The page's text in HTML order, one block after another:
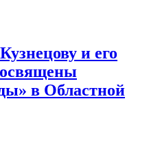
и его
в Областной